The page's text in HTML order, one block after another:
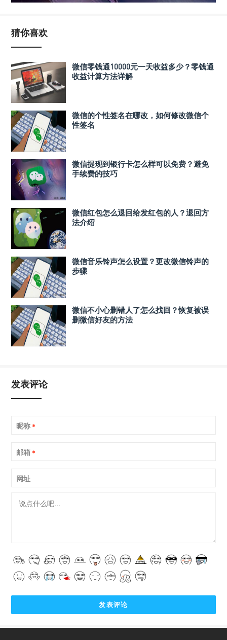
猜你喜欢
微信零钱通10000元一天收益多少？零钱通
收益计算方法详解
微信的个性签名在哪改，如何修改微信个
性签名
微信提现到银行卡怎么样可以免费？避免
手续费的技巧
微信红包怎么退回给发红包的人？退回方
法介绍
微信音乐铃声怎么设置？更改微信铃声的
步骤
微信不小心删错人了怎么找回？恢复被误
删微信好友的方法
发表评论
昵称 *
邮箱 *
网址